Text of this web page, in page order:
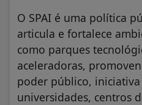
O SPAI é uma política
articula e fortalece
como parques
aceleradoras,
poder público,
universidades, centros